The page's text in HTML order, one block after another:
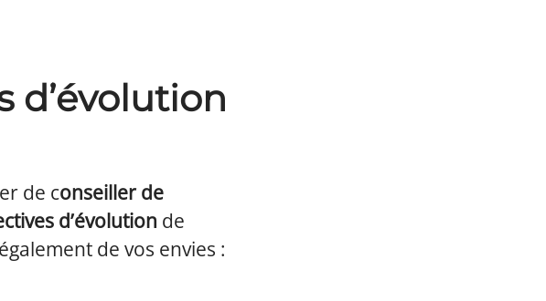
d’évolution
de conseiller de
d’évolution de
de vos envies :